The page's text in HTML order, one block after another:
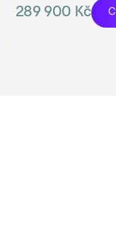
289 900 Kč